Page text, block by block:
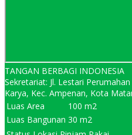
TANGAN BERBAGI INDONESIA
Sekretariat: Jl. Lestari
Karya, Kec. Ampenan, Kota
Luas Area
100 m2
Luas Bangunan 30 m2